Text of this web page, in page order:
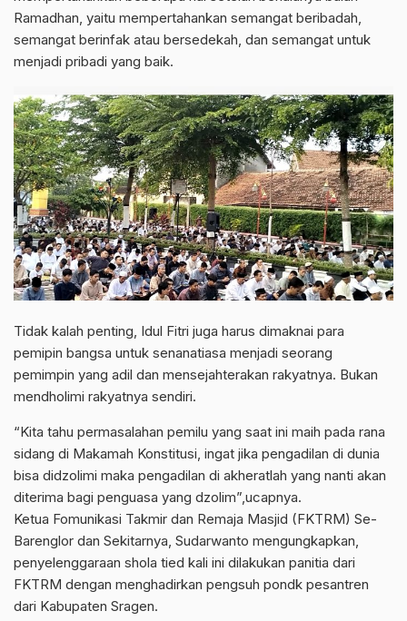
Ramadhan, yaitu mempertahankan semangat beribadah,
semangat berinfak atau bersedekah, dan semangat untuk
menjadi pribadi yang baik.
Tidak kalah penting, Idul Fitri juga harus dimaknai para
pemipin bangsa untuk senanatiasa menjadi seorang
pemimpin yang adil dan mensejahterakan rakyatnya. Bukan
mendholimi rakyatnya sendiri.
“Kita tahu permasalahan pemilu yang saat ini maih pada rana
sidang di Makamah Konstitusi, ingat jika pengadilan di dunia
bisa didzolimi maka pengadilan di akheratlah yang nanti akan
diterima bagi penguasa yang dzolim”,ucapnya.
Ketua Fomunikasi Takmir dan Remaja Masjid (FKTRM) Se-
Barenglor dan Sekitarnya, Sudarwanto mengungkapkan,
penyelenggaraan shola tied kali ini dilakukan panitia dari
FKTRM dengan menghadirkan pengsuh pondk pesantren
dari Kabupaten Sragen.